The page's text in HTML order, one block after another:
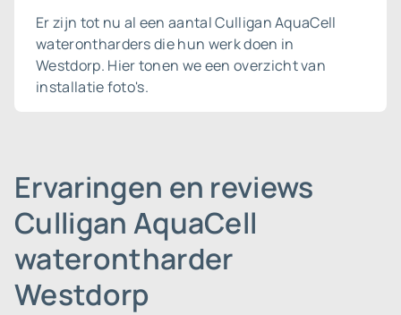
Er zijn tot nu al een aantal Culligan AquaCell
waterontharders die hun werk doen in
Westdorp. Hier tonen we een overzicht van
installatie foto's.
Ervaringen en reviews
Culligan AquaCell
waterontharder
Westdorp